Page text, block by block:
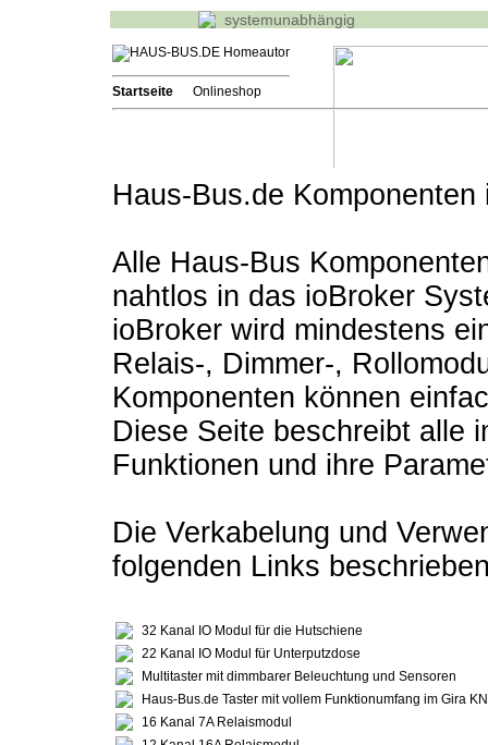
systemunabhängig
Startseite Onlineshop
Haus-Bus.de
Alle Haus-Bus
nahtlos in das ioBroker
ioBroker wird mindestens
Relais-, Dimmer-,
Komponenten können
Diese Seite beschreibt alle
Funktionen und ihre
Die Verkabelung und
folgenden Links
32 Kanal IO Modul für die Hutschiene
22 Kanal IO Modul für Unterputzdose
Multitaster mit dimmbarer Beleuchtung und Sensoren
Haus-Bus.de Taster mit vollem Funktionumfang im Gira
16 Kanal 7A Relaismodul